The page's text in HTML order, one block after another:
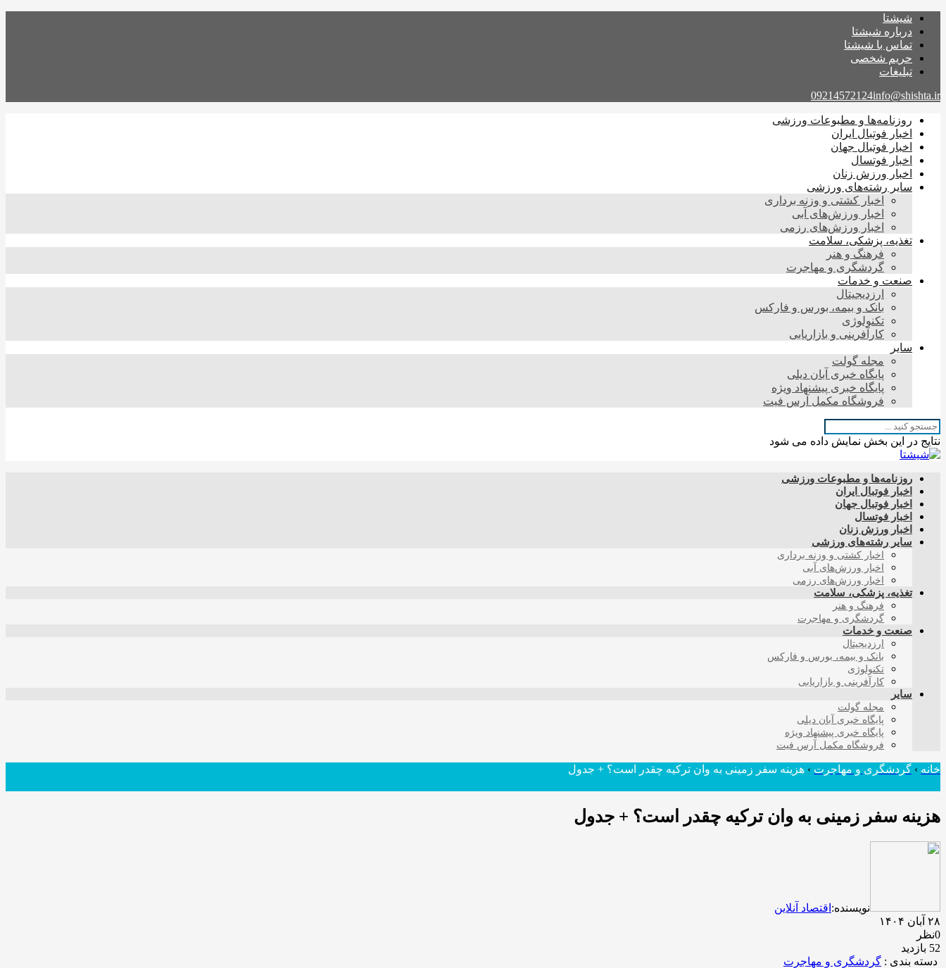
شیشتا
درباره شیشتا
تماس با شیشتا
حریم شخصی
تبلیغات
09214572124info@shishta.ir
روزنامه‌ها و مطبوعات ورزشی
اخبار فوتبال ایران
اخبار فوتبال جهان
اخبار فوتسال
اخبار ورزش زنان
سایر رشته‌های ورزشی
اخبار کشتی و وزنه برداری
اخبار ورزش‌های آبی
اخبار ورزش‌های رزمی
تغذیه، پزشکی، سلامت
فرهنگ و هنر
گردشگری و مهاجرت
صنعت و خدمات
ارزدیجیتال
بانک و بیمه، بورس و فارکس
تکنولوژی
کارآفرینی و بازاریابی
سایر
مجله گولت
پایگاه خبری آبان دیلی
پایگاه خبری پیشنهاد ویژه
فروشگاه مکمل آرس فیت
نتایج در این بخش نمایش داده می شود
روزنامه‌ها و مطبوعات ورزشی
اخبار فوتبال ایران
اخبار فوتبال جهان
اخبار فوتسال
اخبار ورزش زنان
سایر رشته‌های ورزشی
اخبار کشتی و وزنه برداری
اخبار ورزش‌های آبی
اخبار ورزش‌های رزمی
تغذیه، پزشکی، سلامت
فرهنگ و هنر
گردشگری و مهاجرت
صنعت و خدمات
ارزدیجیتال
بانک و بیمه، بورس و فارکس
تکنولوژی
کارآفرینی و بازاریابی
سایر
مجله گولت
پایگاه خبری آبان دیلی
پایگاه خبری پیشنهاد ویژه
فروشگاه مکمل آرس فیت
خانه › گردشگری و مهاجرت › هزینه سفر زمینی به وان ترکیه چقدر است؟ + جدول
هزینه سفر زمینی به وان ترکیه چقدر است؟ + جدول
نویسنده: اقتصاد آنلاین
۲۸ آبان ۱۴۰۴
0نظر
52 بازدید
دسته بندی : گردشگری و مهاجرت